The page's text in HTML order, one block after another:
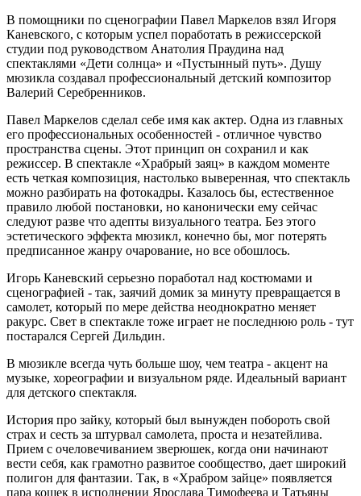
В помощники по сценографии Павел Маркелов взял Игоря
Каневского, с которым успел поработать в режиссерской
студии под руководством Анатолия Праудина над
спектаклями «Дети солнца» и «Пустынный путь». Душу
мюзикла создавал профессиональный детский композитор
Валерий Серебренников.
Павел Маркелов сделал себе имя как актер. Одна из главных
его профессиональных особенностей - отличное чувство
пространства сцены. Этот принцип он сохранил и как
режиссер. В спектакле «Храбрый заяц» в каждом моменте
есть четкая композиция, настолько выверенная, что спектакль
можно разбирать на фотокадры. Казалось бы, естественное
правило любой постановки, но канонически ему сейчас
следуют разве что адепты визуального театра. Без этого
эстетического эффекта мюзикл, конечно бы, мог потерять
предписанное жанру очарование, но все обошлось.
Игорь Каневский серьезно поработал над костюмами и
сценографией - так, заячий домик за минуту превращается в
самолет, который по мере действа неоднократно меняет
ракурс. Свет в спектакле тоже играет не последнюю роль - тут
постарался Сергей Дильдин.
В мюзикле всегда чуть больше шоу, чем театра - акцент на
музыке, хореографии и визуальном ряде. Идеальный вариант
для детского спектакля.
История про зайку, который был вынужден побороть свой
страх и сесть за штурвал самолета, проста и незатейлива.
Прием с очеловечиванием зверюшек, когда они начинают
вести себя, как грамотно развитое сообщество, дает широкий
полигон для фантазии. Так, в «Храбром зайце» появляется
пара кошек в исполнении Ярослава Тимофеева и Татьяны